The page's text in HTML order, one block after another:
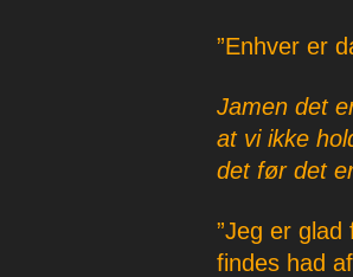
”Enhver er
Jamen det
at vi ikke
det før det
”Jeg er
findes had